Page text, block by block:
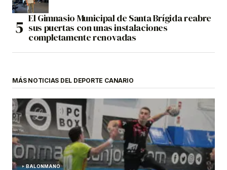
El Gimnasio Municipal de Santa Brígida reabre
sus puertas con unas instalaciones
completamente renovadas
MÁS NOTICIAS DEL DEPORTE CANARIO
BALONMANO